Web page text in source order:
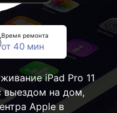
Время ремонта
от 40 мин
iPad Pro 11
выездом на дом,
Apple в